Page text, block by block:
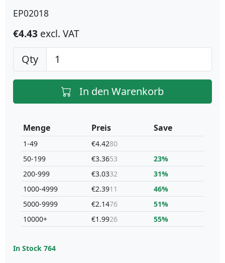
EP02018
€4.43 excl. VAT
Qty
In den Warenkorb
Menge
1-49
50-199
200-999
1000-4999
5000-9999
10000+
Preis
€4.4280
€3.3653
€3.0332
€2.3911
€2.1476
€1.9926
Save
23%
31%
46%
51%
55%
In Stock 764